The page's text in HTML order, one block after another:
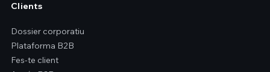
Clients
Dossier corporatiu
Plataforma B2B
Fes-te client